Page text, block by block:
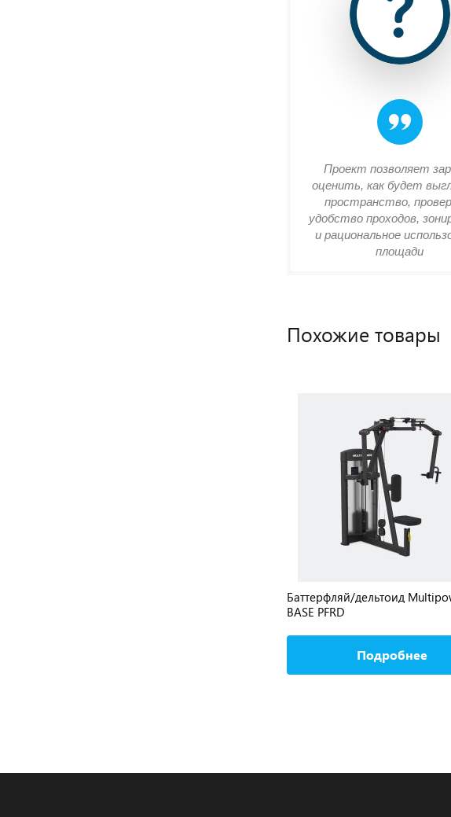
Проект позволяет
оценить, как будет
пространство,
удобство проходов,
и рациональное
площади
Похожие товары
Баттерфляй/дельтоид
BASE PFRD
Подробнее